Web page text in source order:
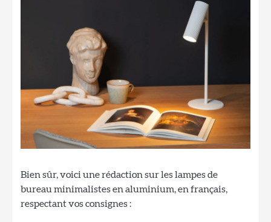
Bien sûr, voici une rédaction sur les lampes de
bureau minimalistes en aluminium, en français,
respectant vos consignes :